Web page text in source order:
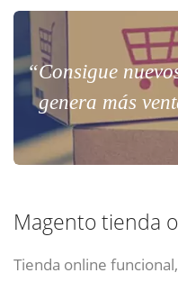
“Consigue
genera más
Magento tienda
Tienda online